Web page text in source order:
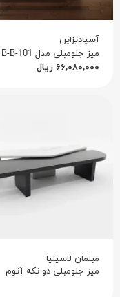
آسپادیزاین
میز جلومبلی مدل B-B-101
۶۶,۰۸۰,۰۰۰ ریال
مبلمان لاسیلیا
میز جلومبلی دو تکه آتوم